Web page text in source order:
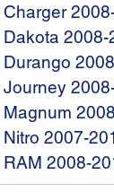
Charger
Dakota 2008-
Durango
Journey
Magnum
Nitro 2007-
RAM 2008-